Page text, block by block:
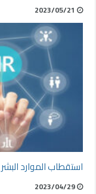
2023/05/21
استقطاب الموارد
2023/04/29